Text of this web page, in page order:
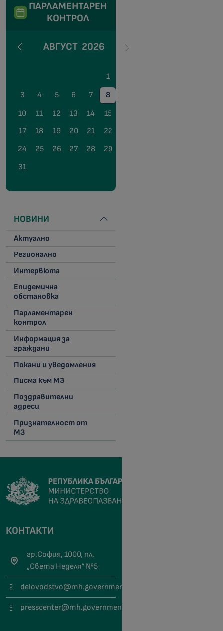
ПАРЛАМЕНТАРЕН
КОНТРОЛ
АВГУСТ 2026
1
3
4 5 6 7 8
10
11 12 13 14 15
17
18 19 20 21 22
24
25 26 27 28 29
31
НОВИНИ
Актуално
Регионално
Интервюта
Епидемична
обстановка
Парламентарен
контрол
Информация за
граждани
Покани и уведомления
Писма към МЗ
Поздравителни
адреси
Признателност от
МЗ
КОНТАКТИ
гр.София, 1000, пл.
„Света Неделя“ №5
delovodstvo@mh.government.bg
presscenter@mh.government.bg